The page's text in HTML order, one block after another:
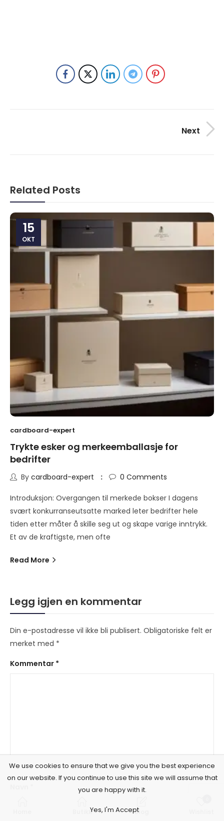
Next
Related Posts
15
OKT
cardboard-expert
Trykte esker og merkeemballasje for
bedrifter
By cardboard-expert 0 Comments
Introduksjon: Overgangen til merkede bokser I dagens
svært konkurranseutsatte marked leter bedrifter hele
tiden etter måter å skille seg ut og skape varige inntrykk.
Et av de kraftigste, men ofte
Read More
Legg igjen en kommentar
Din e-postadresse vil ikke bli publisert. Obligatoriske felt er
merket med *
Kommentar *
Butikk Blog
We use cookies to ensure that we give you the best experience
on our website. If you continue to use this site we will assume that
you are happy with it.
Yes, I'm Accept